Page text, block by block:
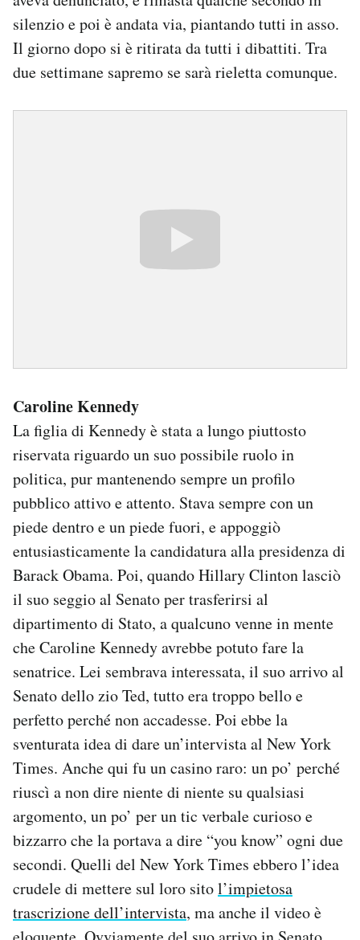
silenzio e poi è andata via, piantando tutti in asso.
Il giorno dopo si è ritirata da tutti i dibattiti. Tra
due settimane sapremo se sarà rieletta comunque.
Caroline Kennedy
La figlia di Kennedy è stata a lungo piuttosto
riservata riguardo un suo possibile ruolo in
politica, pur mantenendo sempre un profilo
pubblico attivo e attento. Stava sempre con un
piede dentro e un piede fuori, e appoggiò
entusiasticamente la candidatura alla presidenza di
Barack Obama. Poi, quando Hillary Clinton lasciò
il suo seggio al Senato per trasferirsi al
dipartimento di Stato, a qualcuno venne in mente
che Caroline Kennedy avrebbe potuto fare la
senatrice. Lei sembrava interessata, il suo arrivo al
Senato dello zio Ted, tutto era troppo bello e
perfetto perché non accadesse. Poi ebbe la
sventurata idea di dare un’intervista al New York
Times. Anche qui fu un casino raro: un po’ perché
riuscì a non dire niente di niente su qualsiasi
argomento, un po’ per un tic verbale curioso e
bizzarro che la portava a dire “you know” ogni due
secondi. Quelli del New York Times ebbero l’idea
crudele di mettere sul loro sitol’impietosa
trascrizione dell’intervista, ma anche il video è